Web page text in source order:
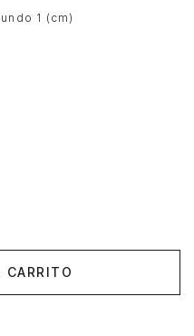
1 (cm)
CARRITO